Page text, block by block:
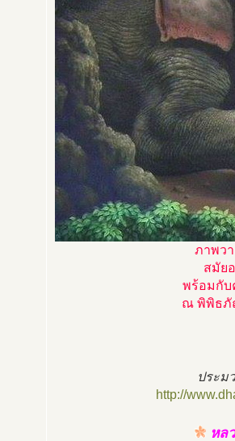
ภาพว
สมัย
พร้อมกับ
ณ พิพิธภั
ประม
http://
หลว